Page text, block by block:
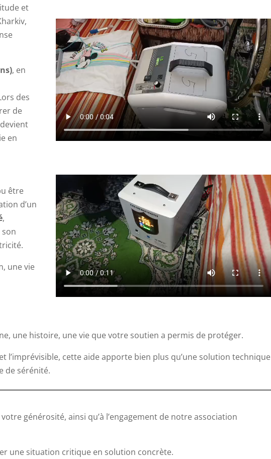
et
, en
des
de
en
être
d’un
,
une vie
une histoire, une vie que votre soutien a permis de protéger.
l’imprévisible, cette aide apporte bien plus qu’une solution technique
de sérénité.
générosité, ainsi qu’à l’engagement de notre association
une situation critique en solution concrète.